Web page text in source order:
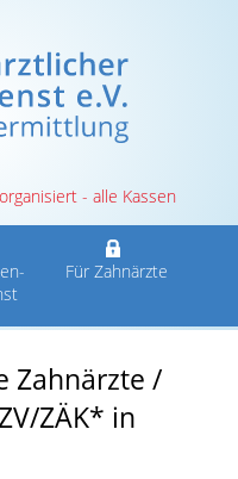
- alle Kassen
Für Zahnärzte
Zahnärzte /
ZÄK* in